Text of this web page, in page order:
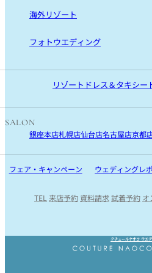
国内リゾート TOP
宮古島
石垣島
海外リゾート
海外リゾート TOP
フォトウエディング
沖縄・宮古島・石垣島・ハワイ・モルディブ
リゾートドレス＆タキシー
SALON
銀座本店札幌店仙台店名古屋店京都
フェア・キャンペーン ウェディングレ
TEL 来店予約資料請求試着予約 オ
クチュールナオコ ウエ